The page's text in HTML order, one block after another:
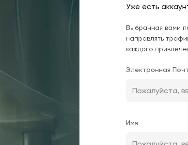
Уже есть
Выбранная вами
направлять
каждого
Электронная
Имя